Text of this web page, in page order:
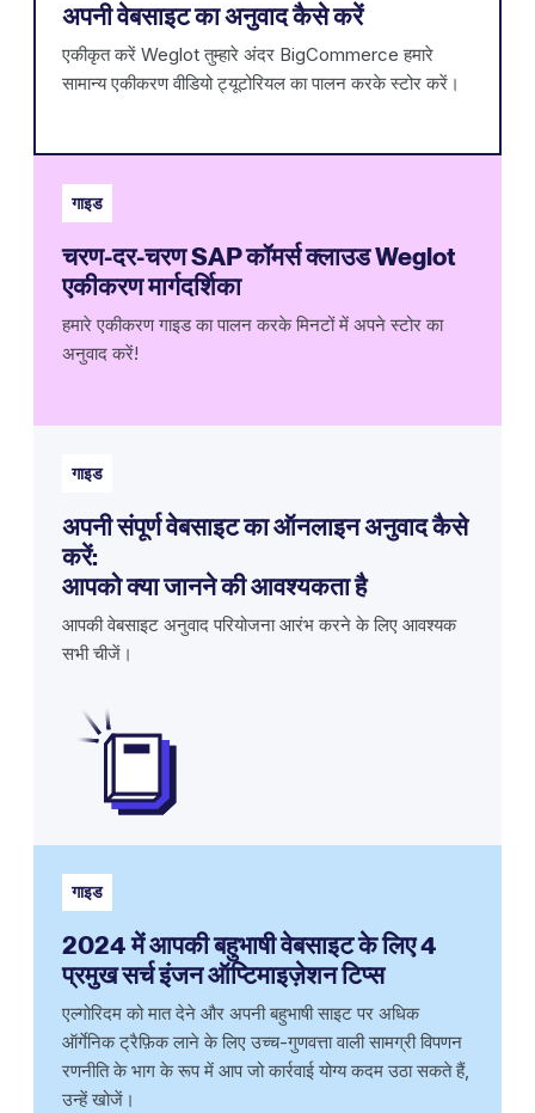
अपनी वेबसाइट का अनुवाद कैसे करें
एकीकृत करें Weglot तुम्हारे अंदर BigCommerce हमारे
सामान्य एकीकरण वीडियो ट्यूटोरियल का पालन करके स्टोर करें।
गाइड
चरण-दर-चरण SAP कॉमर्स क्लाउड Weglot
एकीकरण मार्गदर्शिका
हमारे एकीकरण गाइड का पालन करके मिनटों में अपने स्टोर का
अनुवाद करें!
गाइड
अपनी संपूर्ण वेबसाइट का ऑनलाइन अनुवाद कैसे
करें:
आपको क्या जानने की आवश्यकता है
आपकी वेबसाइट अनुवाद परियोजना आरंभ करने के लिए आवश्यक
सभी चीजें।
गाइड
2024 में आपकी बहुभाषी वेबसाइट के लिए 4
प्रमुख सर्च इंजन ऑप्टिमाइज़ेशन टिप्स
एल्गोरिदम को मात देने और अपनी बहुभाषी साइट पर अधिक
ऑर्गेनिक ट्रैफ़िक लाने के लिए उच्च-गुणवत्ता वाली सामग्री विपणन
रणनीति के भाग के रूप में आप जो कार्रवाई योग्य कदम उठा सकते हैं,
उन्हें खोजें।